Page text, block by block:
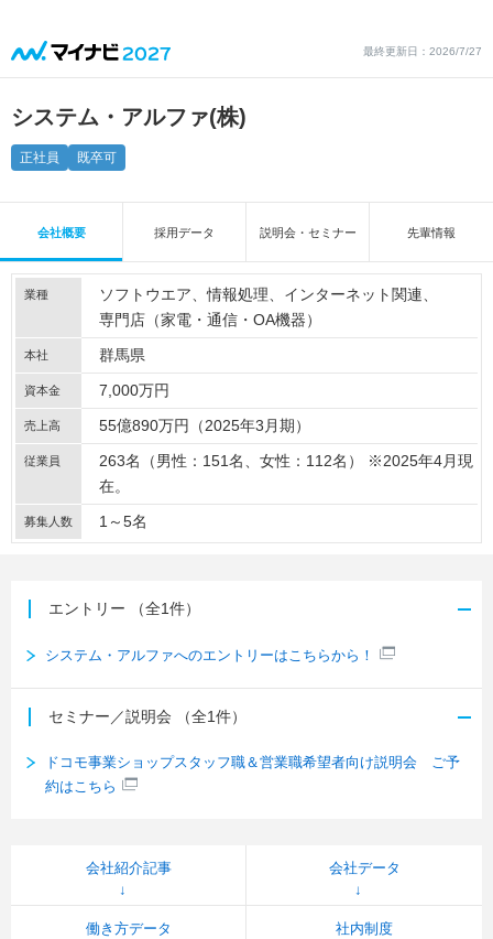
最終更新日：2026/7/27
システム・アルファ(株)
正社員 既卒可
会社概要 採用データ 説明会・セミナー 先輩情報
業種 ソフトウエア 情報処理
インターネット関連
専門店（家電・通信・OA機器）
本社 群馬県
資本金 7,000万円
売上高 55億890万円（2025年3月期）
従業員
263名（男性：151名、女性：112名） ※2025年4月現
在。
募集人数 1～5名
エントリー （全1件）
システム・アルファへのエントリーはこちらから！
セミナー／説明会 （全1件）
ドコモ事業ショップスタッフ職＆営業職希望者向け説明会 ご予
約はこちら
会社紹介記事 会社データ
働き方データ 社内制度